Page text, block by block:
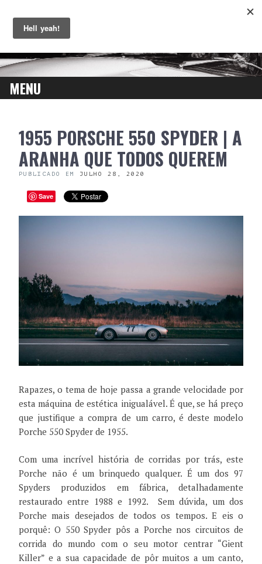
MENU
CONTENT1955 PORSCHE 550 SPYDER | A
ARANHA QUE TODOS QUEREM
PUBLICADO EM JULHO 28, 2020
Save
Rapazes, o tema de hoje passa a grande velocidade por
esta máquina de estética inigualável. É que, se há preço
que justifique a compra de um carro, é deste modelo
Porche 550 Spyder de 1955.
Com uma incrível história de corridas por trás, este
Porche não é um brinquedo qualquer. É um dos 97
Spyders produzidos em fábrica, detalhadamente
restaurado entre 1988 e 1992.
Sem dúvida, um dos
Porche mais desejados de todos os tempos. E eis o
porquê: O 550 Spyder pôs a Porche nos circuitos de
corrida do mundo com o seu motor centrar “Gient
Killer” e a sua capacidade de pôr muitos a um canto,